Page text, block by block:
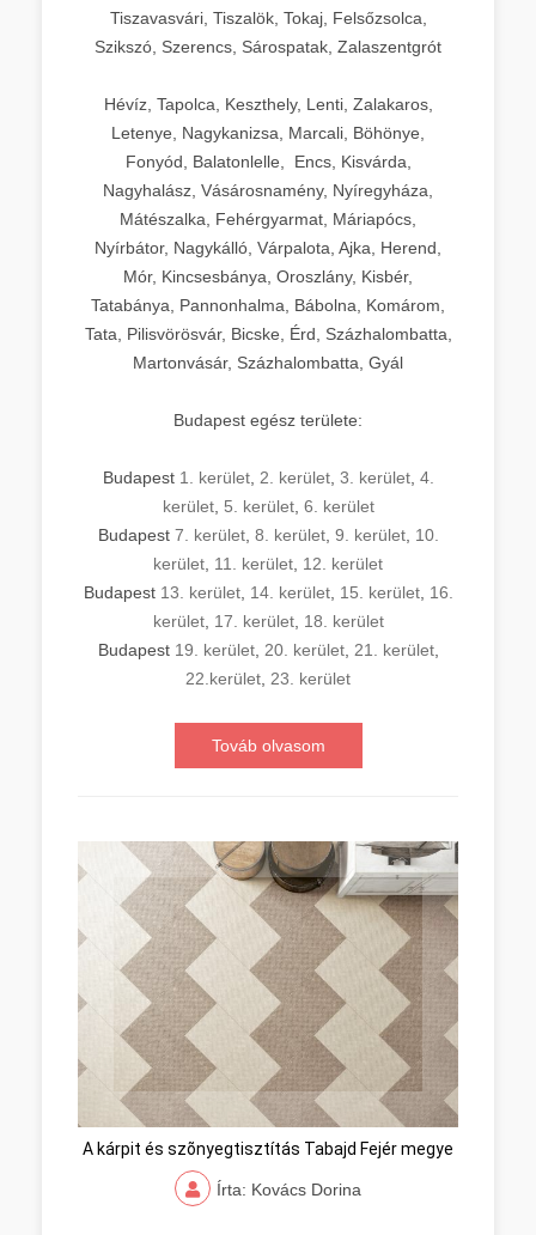
Tiszavasvári, Tiszalök, Tokaj, Felsőzsolca,
Szikszó, Szerencs, Sárospatak, Zalaszentgrót
Hévíz, Tapolca, Keszthely, Lenti, Zalakaros,
Letenye, Nagykanizsa, Marcali, Böhönye,
Fonyód, Balatonlelle, Encs, Kisvárda,
Nagyhalász, Vásárosnamény, Nyíregyháza,
Mátészalka, Fehérgyarmat, Máriapócs,
Nyírbátor, Nagykálló, Várpalota, Ajka, Herend,
Mór, Kincsesbánya, Oroszlány, Kisbér,
Tatabánya, Pannonhalma, Bábolna, Komárom,
Tata, Pilisvörösvár, Bicske, Érd, Százhalombatta,
Martonvásár, Százhalombatta, Gyál
Budapest egész területe:
Budapest 1. kerület, 2. kerület, 3. kerület, 4.
kerület, 5. kerület, 6. kerület
Budapest 7. kerület, 8. kerület, 9. kerület, 10.
kerület 11. kerület 12. kerület
Budapest 13. kerület, 14. kerület, 15. kerület, 16.
kerület, 17. kerület, 18. kerület
Budapest 19. kerület, 20. kerület, 21. kerület,
22.kerület 23. kerület
Továb olvasom
A kárpit és szõnyegtisztítás Tabajd Fejér megye
Írta: Kovács Dorina